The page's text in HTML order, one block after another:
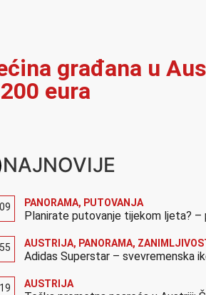
građana u
eura
NAJNOVIJE
PANORAMA, PUTOVANJA
Planirate putovanje tijekom ljeta?
AUSTRIJA, PANORAMA,
Adidas Superstar – svevremenska
AUSTRIJA